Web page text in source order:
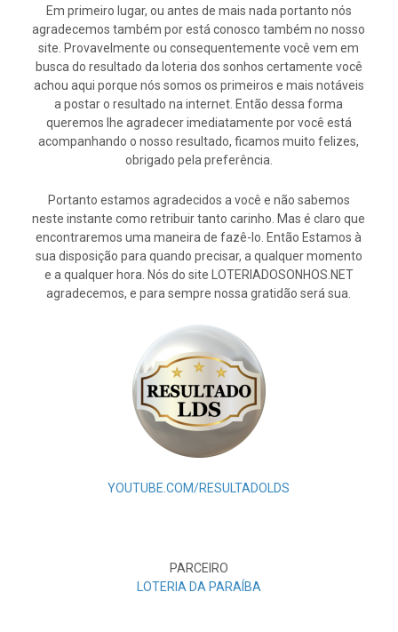
Em primeiro lugar, ou antes de mais nada portanto nós
agradecemos também por está conosco também no nosso
site. Provavelmente ou consequentemente você vem em
busca do resultado da loteria dos sonhos certamente você
achou aqui porque nós somos os primeiros e mais notáveis
a postar o resultado na internet. Então dessa forma
queremos lhe agradecer imediatamente por você está
acompanhando o nosso resultado, ficamos muito felizes,
obrigado pela preferência.
Portanto estamos agradecidos a você e não sabemos
neste instante como retribuir tanto carinho. Mas é claro que
encontraremos uma maneira de fazê-lo. Então Estamos à
sua disposição para quando precisar, a qualquer momento
e a qualquer hora. Nós do site LOTERIADOSONHOS.NET
agradecemos, e para sempre nossa gratidão será sua.
YOUTUBE.COM/RESULTADOLDS
PARCEIRO
LOTERIA DA PARAÍBA